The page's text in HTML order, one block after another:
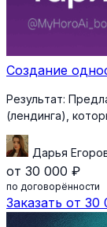
Создание
Результат:
(лендинга),
Дарья
от 30 000 ₽
по договорённости
Заказать от 30